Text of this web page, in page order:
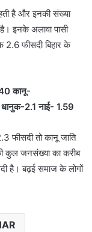
है और इनकी संख्या
इनके अलावा पासी
फीसदी बिहार के
कानू-
धानुक-2.1 नाई- 1.59
फीसदी तो कानू जाति
कुल जनसंख्या का करीब
है। बढ़ई समाज के लोगों